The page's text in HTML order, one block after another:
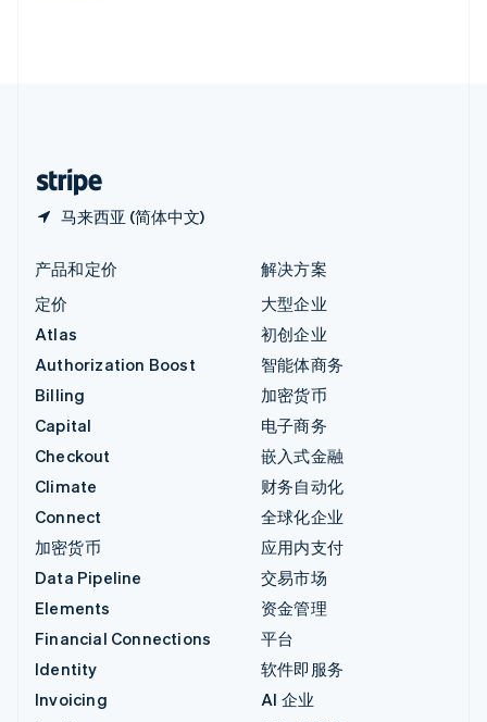
马来西亚 (简体中文)
产品和定价
定价
Atlas
Authorization Boost
Billing
Capital
Checkout
Climate
Connect
加密货币
Data Pipeline
Elements
Financial Connections
Identity
Invoicing
解决方案
大型企业
初创企业
智能体商务
加密货币
电子商务
嵌入式金融
财务自动化
全球化企业
应用内支付
交易市场
资金管理
平台
软件即服务
AI 企业